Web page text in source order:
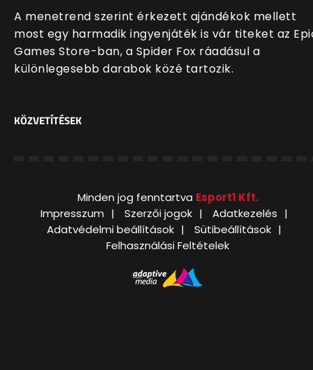
A menetrend szerint érkezett ajándékok mellett
most egy harmadik ingyenjáték is vár titeket az
Games Store-ban, a Spider Fox ráadásul a
különlegesebb darabok közé tartozik.
KÖZVETÍTÉSEK
Minden jog fenntartva Esport1 Kft.
Impresszum
Szerzői jogok
Adatkezelés
Adatvédelmi beállítások
Sütibeállítások
Felhasználási Feltételek